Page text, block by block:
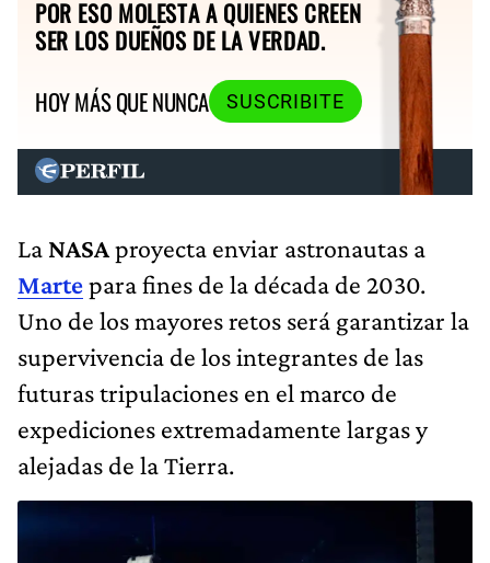
POR ESO MOLESTA A QUIENES CREEN
SER LOS DUEÑOS DE LA VERDAD.
HOY MÁS QUE NUNCA
SUSCRIBITE
La NASAproyecta enviar astronautas a
Martepara fines de la década de 2030.
Uno de los mayores retos será garantizar la
supervivencia de los integrantes de las
futuras tripulaciones en el marco de
expediciones extremadamente largas y
alejadas de la Tierra.